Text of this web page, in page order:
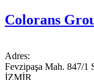
Colorans
Adres:
Fevzipaşa Mah. 847/1
İZMİR